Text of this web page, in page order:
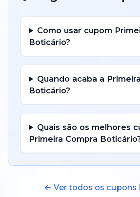
Como usar cupom
Boticário?
Quando acaba a
Boticário?
Quais são os melhores
Primeira Compra Boticário
← Ver todos os cupons